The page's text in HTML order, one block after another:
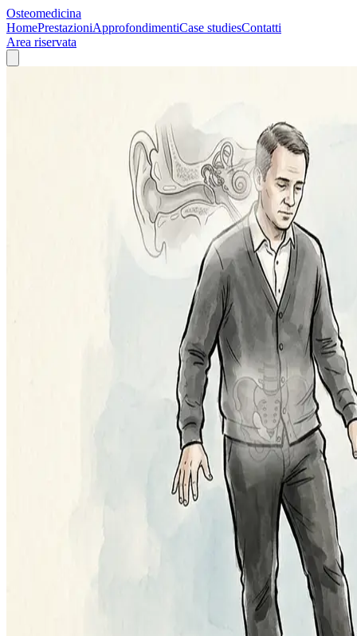
Osteomedicina
HomePrestazioniApprofondimentiCase studiesContatti
Area riservata